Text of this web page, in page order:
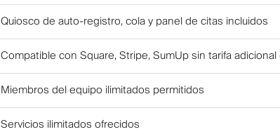
Quiosco de auto-registro, cola y panel de citas incluidos
Compatible con Square, Stripe, SumUp sin tarifa
Miembros del equipo ilimitados permitidos
Servicios ilimitados ofrecidos